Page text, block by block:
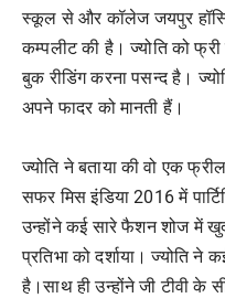
स्कूल से और कॉलेज जयपुर
कम्पलीट की है। ज्योति को
बुक रीडिंग करना पसन्द है।
अपने फादर को मानती हैं।
ज्योति ने बताया की वो एक
सफर मिस इंडिया 2016 में
उन्होंने कई सारे फैशन शोज में
प्रतिभा को दर्शाया। ज्योति ने
है।साथ ही उन्होंने जी टीवी के